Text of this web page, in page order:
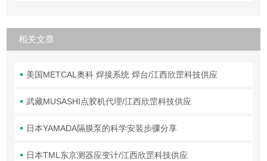
相关文章
美国METCAL奥科 焊接系统 焊台/江西欣罡科技供应
武藏MUSASHI点胶机代理/江西欣罡科技供应
日本YAMADA隔膜泵的科学安装步骤分享
日本TML东京测器应变计/江西欣罡科技供应